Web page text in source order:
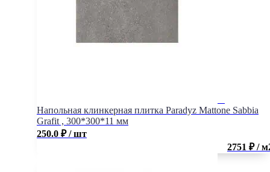
Напольная клинкерная плитка Paradyz Mattone Sabbia
Grafit , 300*300*11 мм
250.0 ₽ / шт
2751 ₽ /